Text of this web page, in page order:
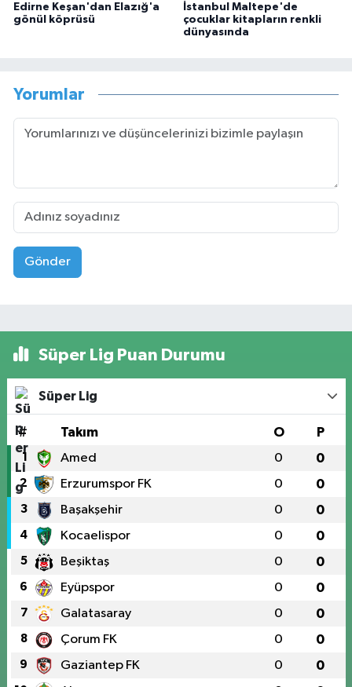
Edirne Keşan'dan Elazığ'a
gönül köprüsü
İstanbul Maltepe'de
çocuklar kitapların renkli
dünyasında
Yorumlar
Gönder
Süper Lig Puan Durumu
Süper Lig
# Takım O P
1 Amed 0 0
2 Erzurumspor FK 0 0
3 Başakşehir 0 0
4 Kocaelispor 0 0
5 Beşiktaş 0 0
6 Eyüpspor 0 0
7 Galatasaray 0 0
8 Çorum FK 0 0
9 Gaziantep FK 0 0